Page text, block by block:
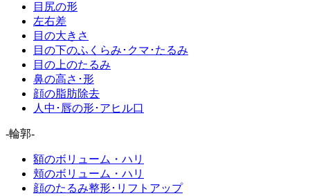
目尻の形
左右差
目の大きさ
目の下のふくらみ･クマ･たるみ
目の上のたるみ
鼻の高さ･形
顔の脂肪除去
人中･唇の形･アヒル口
-輪郭-
額のボリューム・ハリ
頬のボリューム・ハリ
顔のたるみ整形･リフトアップ